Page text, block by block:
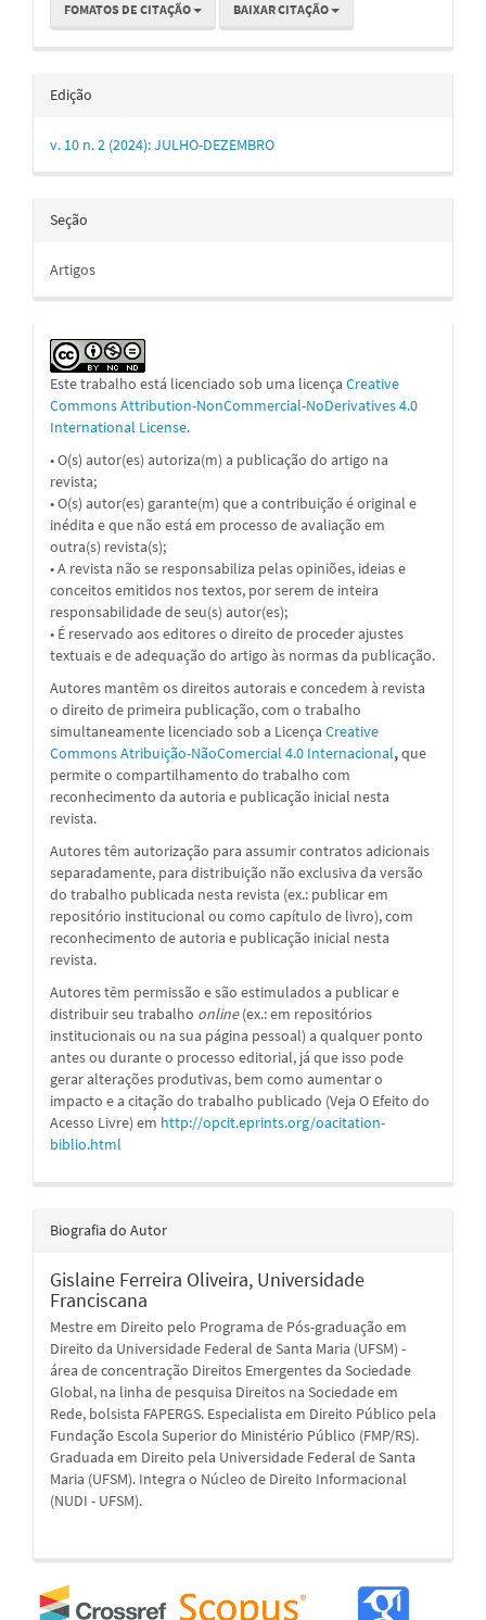
FOMATOS DE CITAÇÃO BAIXAR CITAÇÃO
Edição
v. 10 n. 2 (2024): JULHO-DEZEMBRO
Seção
Artigos
Este trabalho está licenciado sob uma licença Creative
Commons Attribution-NonCommercial-NoDerivatives 4.0
International License.
• O(s) autor(es) autoriza(m) a publicação do artigo na
revista;
• O(s) autor(es) garante(m) que a contribuição é original e
inédita e que não está em processo de avaliação em
outra(s) revista(s);
• A revista não se responsabiliza pelas opiniões, ideias e
conceitos emitidos nos textos, por serem de inteira
responsabilidade de seu(s) autor(es);
• É reservado aos editores o direito de proceder ajustes
textuais e de adequação do artigo às normas da publicação.
Autores mantêm os direitos autorais e concedem à revista
o direito de primeira publicação, com o trabalho
simultaneamente licenciado sob a Licença Creative
Commons Atribuição-NãoComercial 4.0 Internacional,que
permite o compartilhamento do trabalho com
reconhecimento da autoria e publicação inicial nesta
revista.
Autores têm autorização para assumir contratos adicionais
separadamente, para distribuição não exclusiva da versão
do trabalho publicada nesta revista (ex.: publicar em
repositório institucional ou como capítulo de livro), com
reconhecimento de autoria e publicação inicial nesta
revista.
Autores têm permissão e são estimulados a publicar e
distribuir seu trabalho online(ex.: em repositórios
institucionais ou na sua página pessoal) a qualquer ponto
antes ou durante o processo editorial, já que isso pode
gerar alterações produtivas, bem como aumentar o
impacto e a citação do trabalho publicado (Veja O Efeito do
Acesso Livre) em http://opcit.eprints.org/oacitation-
biblio.html
Biografia do Autor
Gislaine Ferreira Oliveira, Universidade
Franciscana
Mestre em Direito pelo Programa de Pós-graduação em
Direito da Universidade Federal de Santa Maria (UFSM) -
área de concentração Direitos Emergentes da Sociedade
Global, na linha de pesquisa Direitos na Sociedade em
Rede, bolsista FAPERGS. Especialista em Direito Público pela
Fundação Escola Superior do Ministério Público (FMP/RS).
Graduada em Direito pela Universidade Federal de Santa
Maria (UFSM). Integra o Núcleo de Direito Informacional
(NUDI - UFSM).